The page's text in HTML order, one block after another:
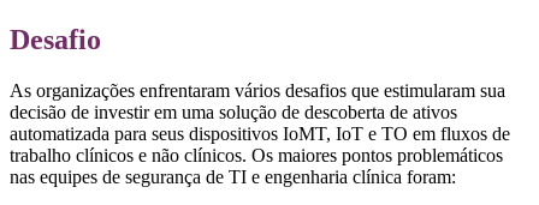
Desafio
As organizações enfrentaram vários desafios que estimularam sua
decisão de investir em uma solução de descoberta de ativos
automatizada para seus dispositivos IoMT, IoT e TO em fluxos de
trabalho clínicos e não clínicos. Os maiores pontos problemáticos
nas equipes de segurança de TI e engenharia clínica foram: